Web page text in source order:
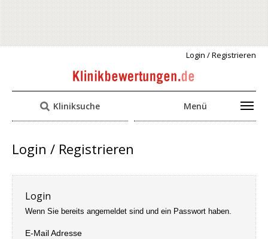
Login / Registrieren
Kliniksuche Menü
Login / Registrieren
Login
Wenn Sie bereits angemeldet sind und ein Passwort haben.
E-Mail Adresse